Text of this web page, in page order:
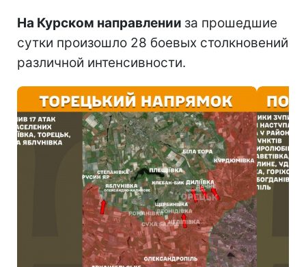
На Курском направлении за прошедшие
сутки произошло 28 боевых столкновений
различной интенсивности.